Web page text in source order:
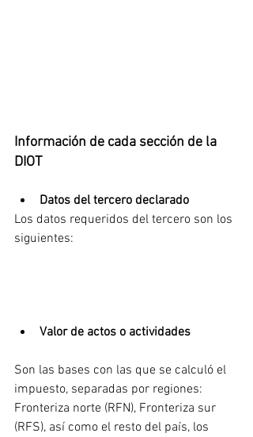
Información de cada sección de la
DIOT
Datos del tercero declarado
Los datos requeridos del tercero son los
siguientes:
Valor de actos o actividades
Son las bases con las que se calculó el
impuesto, separadas por regiones:
Fronteriza norte (RFN), Fronteriza sur
(RFS), así como el resto del país, los